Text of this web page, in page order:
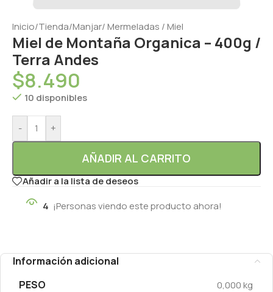
Inicio/Tienda/Manjar/ Mermeladas / Miel
Miel de Montaña Organica – 400g /
Terra Andes
$8.490
10 disponibles
- +
AÑADIR AL CARRITO
Añadir a la lista de deseos
4 ¡Personas viendo este producto ahora!
Información adicional
PESO
0,000 kg